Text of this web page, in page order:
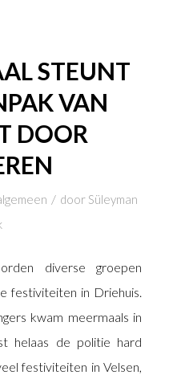
STEUNT
VAN
DOOR
/ door Süleyman
diverse groepen
festiviteiten in Driehuis.
kwam meermaals in
helaas de politie hard
festiviteiten in Velsen,